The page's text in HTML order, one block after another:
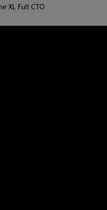
XL Full CTO